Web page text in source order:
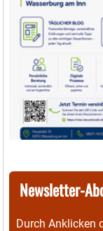
Newsletter-
Durch Anklicken